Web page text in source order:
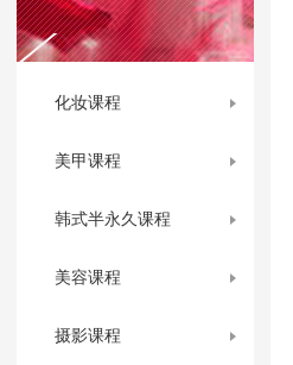
化妆课程
美甲课程
韩式半永久课程
美容课程
摄影课程